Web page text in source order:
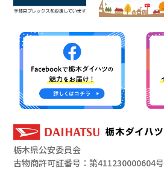
栃木県公安委員会
古物商許可証番号：第411230000604号